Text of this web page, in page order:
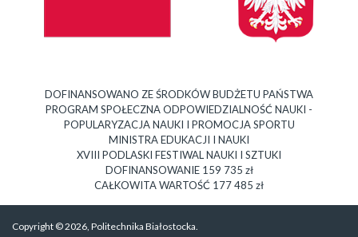
DOFINANSOWANO ZE ŚRODKÓW BUDŻETU PAŃSTWA
PROGRAM SPOŁECZNA ODPOWIEDZIALNOŚĆ NAUKI -
POPULARYZACJA NAUKI I PROMOCJA SPORTU
MINISTRA EDUKACJI I NAUKI
XVIII PODLASKI FESTIWAL NAUKI I SZTUKI
DOFINANSOWANIE 159 735 zł
CAŁKOWITA WARTOŚĆ 177 485 zł
Copyright © 2026, Politechnika Białostocka.